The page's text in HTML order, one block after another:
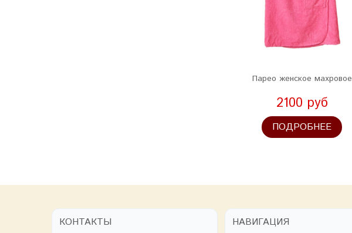
Парео женское махровое
2100 руб
ПОДРОБНЕЕ
КОНТАКТЫ НАВИГАЦИЯ